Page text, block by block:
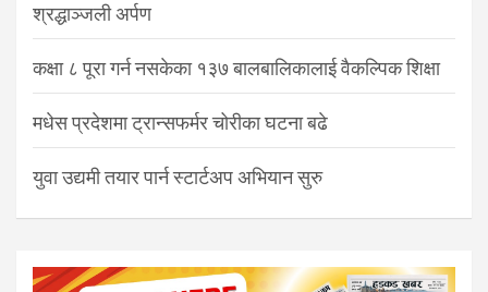
श्रद्धाञ्जली अर्पण
कक्षा ८ पूरा गर्न नसकेका १३७ बालबालिकालाई वैकल्पिक शिक्षा
मधेस प्रदेशमा ट्रान्सफर्मर चोरीका घटना बढे
युवा उद्यमी तयार पार्न स्टार्टअप अभियान सुरु